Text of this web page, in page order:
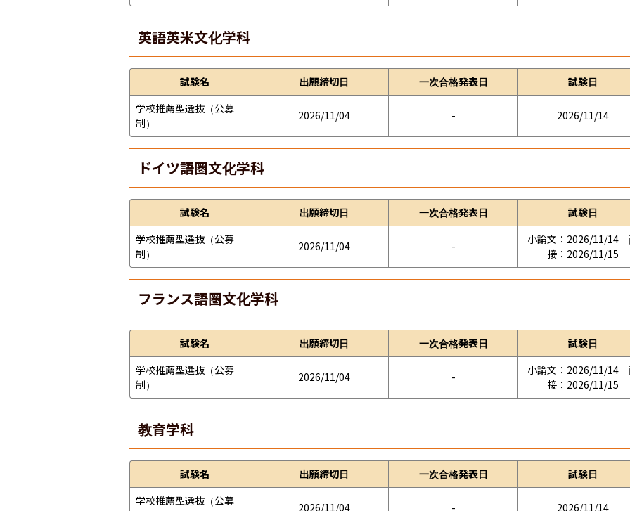
英語英米文化学科
試験名 出願締切日 一次合格発表日 試験日
学校推薦型選抜（公募
制）
2026/11/04 - 2026/11/14
ドイツ語圏文化学科
試験名 出願締切日 一次合格発表日 試験日
学校推薦型選抜（公募
制）
2026/11/04 -
小論文：2026/11/14
接：2026/11/15
フランス語圏文化学科
試験名 出願締切日 一次合格発表日 試験日
学校推薦型選抜（公募
制）
2026/11/04 -
小論文：2026/11/14
接：2026/11/15
教育学科
試験名 出願締切日 一次合格発表日 試験日
学校推薦型選抜（公募
2026/11/04 - 2026/11/14